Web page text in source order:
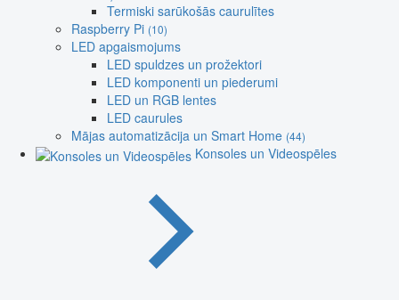
Termiski sarūkošās caurulītes
Raspberry Pi (10)
LED apgaismojums
LED spuldzes un prožektori
LED komponenti un piederumi
LED un RGB lentes
LED caurules
Mājas automatizācija un Smart Home (44)
Konsoles un Videospēles